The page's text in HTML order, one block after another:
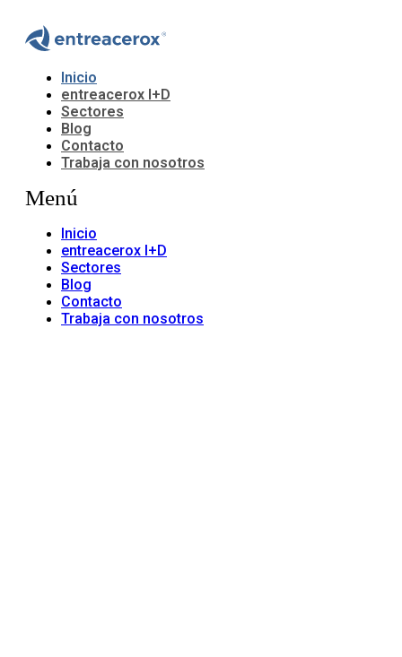
Inicio
entreacerox I+D
Sectores
Blog
Contacto
Trabaja con nosotros
Menú
Inicio
entreacerox I+D
Sectores
Blog
Contacto
Trabaja con nosotros